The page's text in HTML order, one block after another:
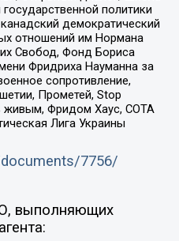
политики
демократический
отношений им Нормана
Свобод, Фонд Бориса
Фридриха Науманна за
сопротивление,
Прометей, Stop
живым, Фридом Хаус, СОТА
Лига Украины
7756/
выполняющих